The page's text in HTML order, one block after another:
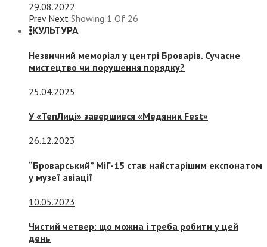
29.08.2022
Prev Next Showing 1 Of 26
КУЛЬТУРА
Незвичний меморіал у центрі Броварів. Сучасне
мистецтво чи порушення порядку?
25.04.2025
У «ТепЛиці» завершився «Медяник Fest»
26.12.2023
“Броварський” МіГ-15 став найстарішим експонатом
у музеї авіації
10.05.2023
Чистий четвер: що можна і треба робити у цей
день